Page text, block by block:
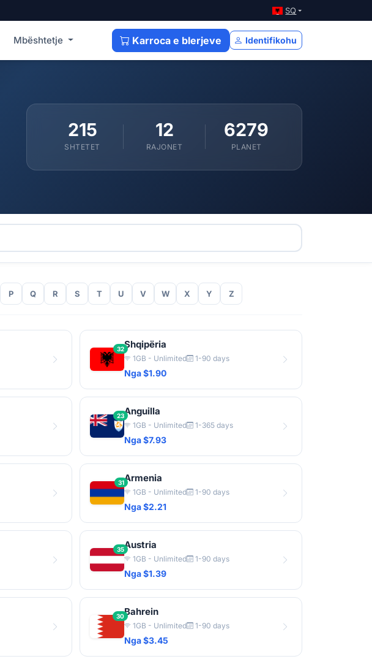
SQ
Mbështetje Karroca e blerjeve Identifikohu
215
SHTETET
12
RAJONET
6279
PLANET
P Q R S T U V W X Y Z
32Shqipëria
1GB - Unlimited 1-90 days
Nga $1.90
23Anguilla
1GB - Unlimited 1-365 days
Nga $7.93
31Armenia
1GB - Unlimited 1-90 days
Nga $2.21
35Austria
1GB - Unlimited 1-90 days
Nga $1.39
30Bahrein
1GB - Unlimited 1-90 days
Nga $3.45